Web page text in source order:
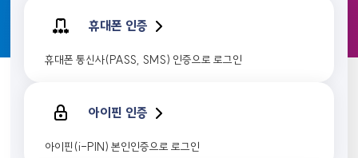
휴대폰 인증
휴대폰 통신사(PASS, SMS) 인증으로 로그인
아이핀 인증
아이핀(i-PIN) 본인인증으로 로그인